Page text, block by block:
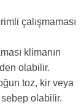
çalışmaması
klimanın
olabilir.
toz, kir veya
olabilir.